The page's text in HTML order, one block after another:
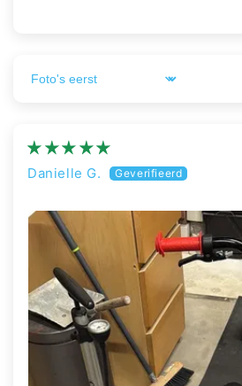
Sort by
Danielle G.